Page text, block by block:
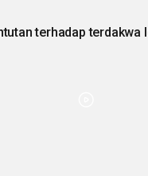
terhadap terdakwa